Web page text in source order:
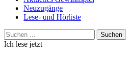
Neuzugänge
Lese- und Hörliste
Suchen
nach:
Ich lese jetzt